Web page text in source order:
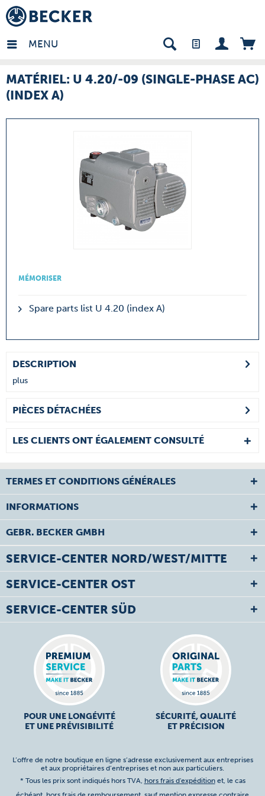
MENU
- FR
MATÉRIEL: U 4.20/-09 (SINGLE-PHASE AC)
(INDEX A)
MÉMORISER
Spare parts list U 4.20 (index A)
DESCRIPTION
plus
PIÈCES DÉTACHÉES
LES CLIENTS ONT ÉGALEMENT CONSULTÉ
TERMES ET CONDITIONS GÉNÉRALES
INFORMATIONS
GEBR. BECKER GMBH
SERVICE-CENTER NORD/WEST/MITTE
SERVICE-CENTER OST
SERVICE-CENTER SÜD
POUR UNE LONGÉVITÉ
ET UNE PRÉVISIBILITÉ
SÉCURITÉ, QUALITÉ
ET PRÉCISION
L’offre de notre boutique en ligne s’adresse exclusivement aux entreprises
et aux propriétaires d’entreprises et non aux particuliers.
* Tous les prix sont indiqués hors TVA, hors frais d'expéditionet, le cas